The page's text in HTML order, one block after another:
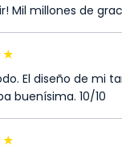
Mil millones de
★
El diseño de mi
buenísima. 10/10
★